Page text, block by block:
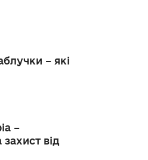
– які
–
від